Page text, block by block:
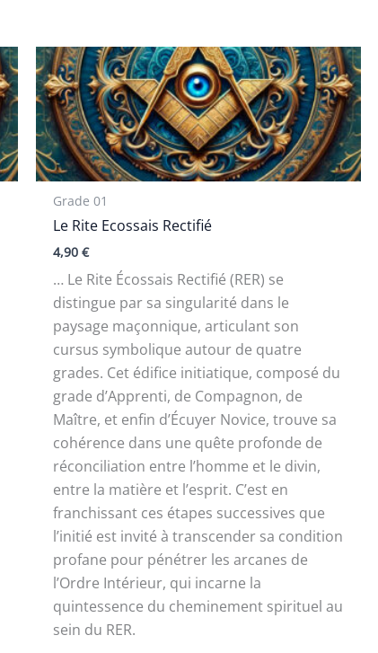
Grade 01
Le Rite Ecossais Rectifié
4,90€
… Le Rite Écossais Rectifié (RER) se
distingue par sa singularité dans le
paysage maçonnique, articulant son
cursus symbolique autour de quatre
grades. Cet édifice initiatique, composé du
grade d’Apprenti, de Compagnon, de
Maître, et enfin d’Écuyer Novice, trouve sa
cohérence dans une quête profonde de
réconciliation entre l’homme et le divin,
entre la matière et l’esprit. C’est en
franchissant ces étapes successives que
l’initié est invité à transcender sa condition
profane pour pénétrer les arcanes de
l’Ordre Intérieur, qui incarne la
quintessence du cheminement spirituel au
sein du RER.